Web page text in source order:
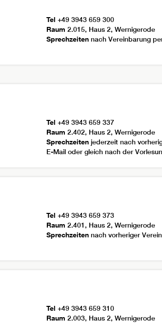
Tel +49 3943 659 300
Raum 2.015, Haus 2, Wernigerode
Sprechzeiten nach Vereinbarung
Tel +49 3943 659 337
Raum 2.402, Haus 2, Wernigerode
Sprechzeiten jederzeit nach
E-Mail oder gleich nach der
Tel +49 3943 659 373
Raum 2.401, Haus 2, Wernigerode
Sprechzeiten nach vorheriger
Tel +49 3943 659 310
Raum 2.003, Haus 2, Wernigerode